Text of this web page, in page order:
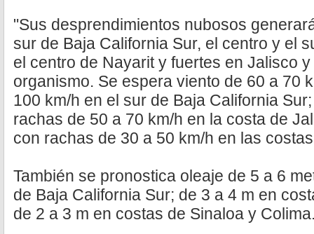
"Sus desprendimientos nubosos
sur de Baja California Sur, el centro y el
el centro de Nayarit y fuertes en Jalisco
organismo. Se espera viento de 60 a 70
100 km/h en el sur de Baja California
rachas de 50 a 70 km/h en la costa de
con rachas de 30 a 50 km/h en las
También se pronostica oleaje de 5 a 6
de Baja California Sur; de 3 a 4 m en
de 2 a 3 m en costas de Sinaloa y